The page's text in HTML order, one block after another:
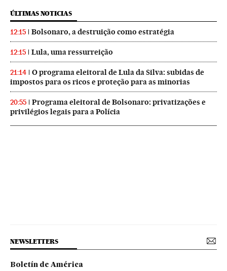
ÚLTIMAS NOTICIAS
12:15 Bolsonaro, a destruição como estratégia
12:15 Lula, uma ressurreição
21:14
O programa eleitoral de Lula da Silva: subidas de
impostos para os ricos e proteção para as minorias
20:55
Programa eleitoral de Bolsonaro: privatizações e
privilégios legais para a Polícia
NEWSLETTERS
Boletín de América